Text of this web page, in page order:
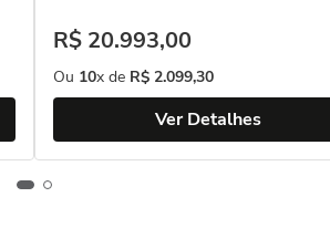
R$ 20.993,00
Ou 10x de R$ 2.099,30
Ver Detalhes